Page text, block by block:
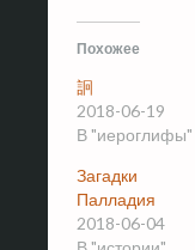
Похожее
䛛
2018-06-19
В "иероглифы"
Загадки
Палладия
2018-06-04